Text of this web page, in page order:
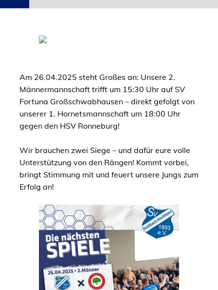
Am 26.04.2025 steht Großes an: Unsere 2.
Männermannschaft trifft um 15:30 Uhr auf SV
Fortuna Großschwabhausen – direkt gefolgt von
unserer 1. Hornetsmannschaft um 18:00 Uhr
gegen den HSV Ronneburg!
Wir brauchen zwei Siege – und dafür eure volle
Unterstützung von den Rängen! Kommt vorbei,
bringt Stimmung mit und feuert unsere Jungs zum
Erfolg an!